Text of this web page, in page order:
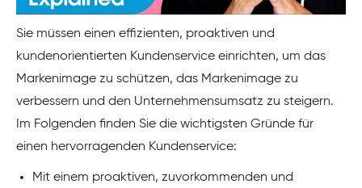
Sie müssen einen effizienten, proaktiven und
kundenorientierten Kundenservice einrichten, um das
Markenimage zu schützen, das Markenimage zu
verbessern und den Unternehmensumsatz zu steigern.
Im Folgenden finden Sie die wichtigsten Gründe für
einen hervorragenden Kundenservice:
Mit einem proaktiven, zuvorkommenden und